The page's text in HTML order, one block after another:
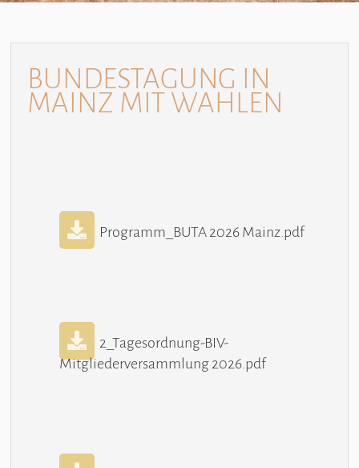
BUNDESTAGUNG IN
MAINZ MIT WAHLEN
Programm_BUTA 2026 Mainz.pdf
2_Tagesordnung-BIV-
Mitgliederversammlung 2026.pdf